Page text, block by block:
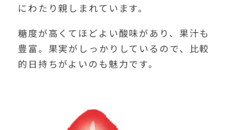
にわたり親しまれています。
糖度が高くてほどよい酸味があり、果汁も
豊富。果実がしっかりしているので、比較
的日持ちがよいのも魅力です。